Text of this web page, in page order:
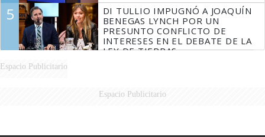
5
DI TULLIO IMPUGNÓ A JOAQUÍN
BENEGAS LYNCH POR UN
PRESUNTO CONFLICTO DE
INTERESES EN EL DEBATE DE LA
LEY DE TIERRAS
Espacio Publicitario
Espacio Publicitario